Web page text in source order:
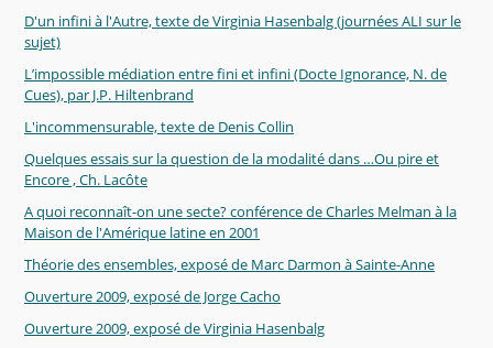
D'un infini à l'Autre, texte de Virginia Hasenbalg (journées ALI sur le
sujet)
L’impossible médiation entre fini et infini (Docte Ignorance, N. de
Cues), par J.P. Hiltenbrand
L'incommensurable, texte de Denis Collin
Quelques essais sur la question de la modalité dans …Ou pire et
Encore , Ch. Lacôte
A quoi reconnaît-on une secte? conférence de Charles Melman à la
Maison de l'Amérique latine en 2001
Théorie des ensembles, exposé de Marc Darmon à Sainte-Anne
Ouverture 2009, exposé de Jorge Cacho
Ouverture 2009, exposé de Virginia Hasenbalg